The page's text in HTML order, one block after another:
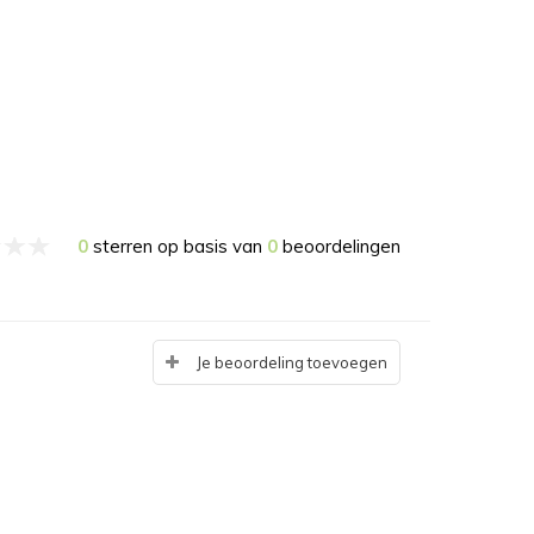
0 sterren op basis van 0 beoordelingen
Je beoordeling toevoegen